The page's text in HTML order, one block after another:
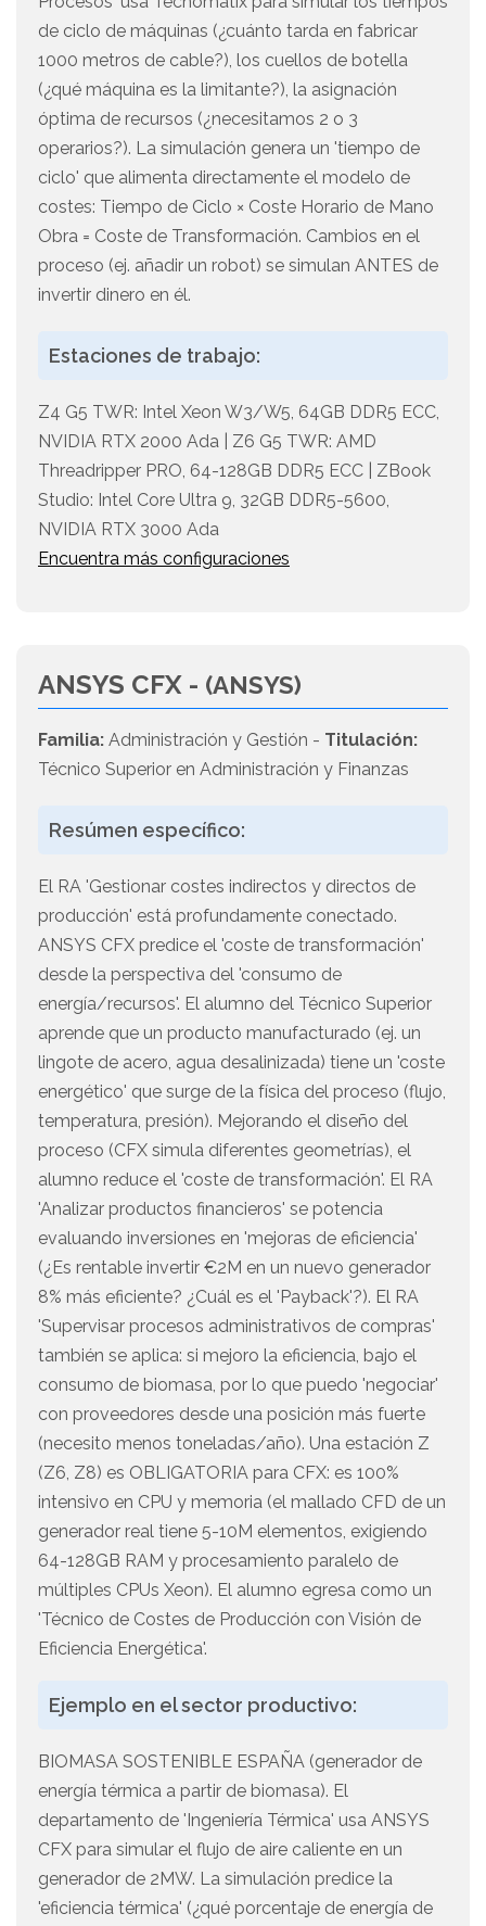
de ciclo de máquinas (¿cuánto tarda en fabricar
1000 metros de cable?), los cuellos de botella
(¿qué máquina es la limitante?), la asignación
óptima de recursos (¿necesitamos 2 o 3
operarios?). La simulación genera un 'tiempo de
ciclo' que alimenta directamente el modelo de
costes: Tiempo de Ciclo × Coste Horario de Mano
Obra = Coste de Transformación. Cambios en el
proceso (ej. añadir un robot) se simulan ANTES de
invertir dinero en él.
Estaciones de trabajo:
Z4 G5 TWR: Intel Xeon W3/W5, 64GB DDR5 ECC,
NVIDIA RTX 2000 Ada | Z6 G5 TWR: AMD
Threadripper PRO, 64-128GB DDR5 ECC | ZBook
Studio: Intel Core Ultra 9, 32GB DDR5-5600,
NVIDIA RTX 3000 Ada
Encuentra más configuraciones
ANSYS CFX - (ANSYS)
Familia: Administración y Gestión - Titulación:
Técnico Superior en Administración y Finanzas
Resúmen específico:
El RA 'Gestionar costes indirectos y directos de
producción' está profundamente conectado.
ANSYS CFX predice el 'coste de transformación'
desde la perspectiva del 'consumo de
energía/recursos'. El alumno del Técnico Superior
aprende que un producto manufacturado (ej. un
lingote de acero, agua desalinizada) tiene un 'coste
energético' que surge de la física del proceso (flujo,
temperatura, presión). Mejorando el diseño del
proceso (CFX simula diferentes geometrías), el
alumno reduce el 'coste de transformación'. El RA
'Analizar productos financieros' se potencia
evaluando inversiones en 'mejoras de eficiencia'
(¿Es rentable invertir €2M en un nuevo generador
8% más eficiente? ¿Cuál es el 'Payback'?). El RA
'Supervisar procesos administrativos de compras'
también se aplica: si mejoro la eficiencia, bajo el
consumo de biomasa, por lo que puedo 'negociar'
con proveedores desde una posición más fuerte
(necesito menos toneladas/año). Una estación Z
(Z6, Z8) es OBLIGATORIA para CFX: es 100%
intensivo en CPU y memoria (el mallado CFD de un
generador real tiene 5-10M elementos, exigiendo
64-128GB RAM y procesamiento paralelo de
múltiples CPUs Xeon). El alumno egresa como un
'Técnico de Costes de Producción con Visión de
Eficiencia Energética'.
Ejemplo en el sector productivo:
BIOMASA SOSTENIBLE ESPAÑA (generador de
energía térmica a partir de biomasa). El
departamento de 'Ingeniería Térmica' usa ANSYS
CFX para simular el flujo de aire caliente en un
generador de 2MW. La simulación predice la
'eficiencia térmica' (¿qué porcentaje de energía de